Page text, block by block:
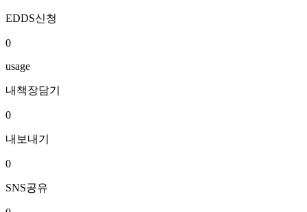
EDDS신청
0
usage
내책장담기
0
내보내기
0
SNS공유